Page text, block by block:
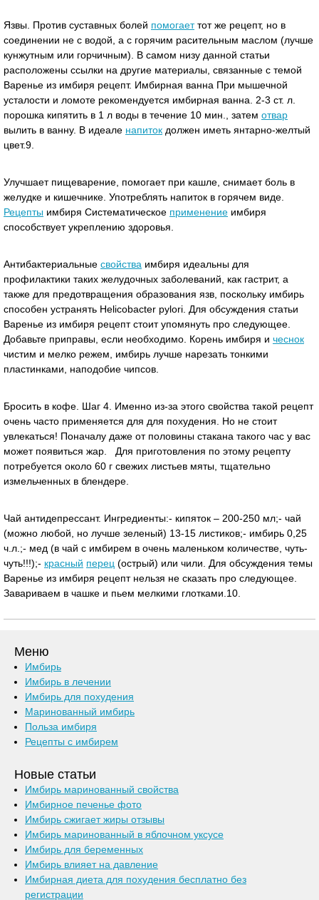
Язвы. Против суставных болей помогаеттот же рецепт, но в
соединении не с водой, а с горячим расительным маслом (лучше
кунжутным или горчичным). В самом низу данной статьи
расположены ссылки на другие материалы, связанные с темой
Варенье из имбиря рецепт. Имбирная ванна При мышечной
усталости и ломоте рекомендуется имбирная ванна. 2-3 ст. л.
порошка кипятить в 1 л воды в течение 10 мин., затем отвар
вылить в ванну. В идеале напиток должен иметь янтарно-желтый
цвет.9.
Улучшает пищеварение, помогает при кашле, снимает боль в
желудке и кишечнике. Употреблять напиток в горячем виде.
Рецепты имбиря Систематическое применение имбиря
способствует укреплению здоровья.
Антибактериальные свойства имбиря идеальны для
профилактики таких желудочных заболеваний, как гастрит, а
также для предотвращения образования язв, поскольку имбирь
способен устранять Helicobacter pylori. Для обсуждения статьи
Варенье из имбиря рецепт стоит упомянуть про следующее.
Добавьте приправы, если необходимо. Корень имбиря и чеснок
чистим и мелко режем, имбирь лучше нарезать тонкими
пластинками, наподобие чипсов.
Бросить в кофе. Шаг 4. Именно из-за этого свойства такой рецепт
очень часто применяется для для похудения. Но не стоит
увлекаться! Поначалу даже от половины стакана такого час у вас
может появиться жар. Для приготовления по этому рецепту
потребуется около 60 г свежих листьев мяты, тщательно
измельченных в блендере.
Чай антидепрессант. Ингредиенты:- кипяток – 200-250 мл;- чай
(можно любой, но лучше зеленый) 13-15 листиков;- имбирь 0,25
ч.л.;- мед (в чай с имбирем в очень маленьком количестве, чуть-
чуть!!!);- красный перец (острый) или чили. Для обсуждения темы
Варенье из имбиря рецепт нельзя не сказать про следующее.
Завариваем в чашке и пьем мелкими глотками.10.
Меню
Имбирь
Имбирь в лечении
Имбирь для похудения
Маринованный имбирь
Польза имбиря
Рецепты с имбирем
Новые статьи
Имбирь маринованный свойства
Имбирное печенье фото
Имбирь сжигает жиры отзывы
Имбирь маринованный в яблочном уксусе
Имбирь для беременных
Имбирь влияет на давление
Имбирная диета для похудения бесплатно без
регистрации